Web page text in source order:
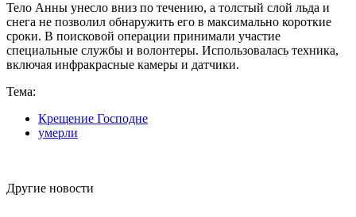
Тело Анны унесло вниз по течению, а толстый слой льда и
снега не позволил обнаружить его в максимально короткие
сроки. В поисковой операции принимали участие
специальные службы и волонтеры. Использовалась техника,
включая инфракрасные камеры и датчики.
Тема:
Крещение Господне
умерли
Другие новости